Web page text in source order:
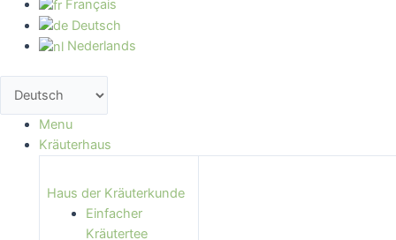
Français
Deutsch
Nederlands
Menu
Kräuterhaus
Haus der Kräuterkunde
Einfacher
Kräutertee